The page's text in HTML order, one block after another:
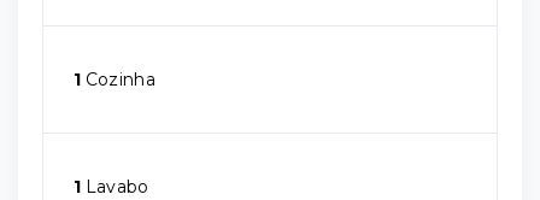
1 Cozinha
1 Lavabo